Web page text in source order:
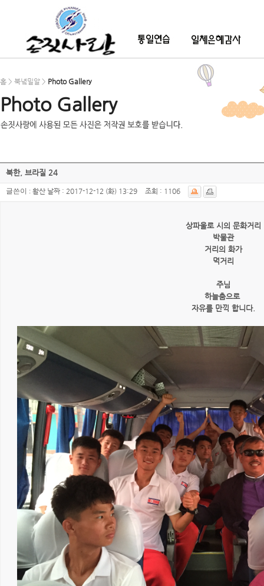
Photo Gallery
홈 > 북녘밀알 > Photo Gallery
북한, 브라질 24
글쓴이 : 활산 날짜 : 2017-12-12 (화) 13:29 조회 : 1106
상파울로 시의 문화거리
박물관
거리의 화가
먹거리
주님
하늘춤으로
자유를 만끽 합니다.